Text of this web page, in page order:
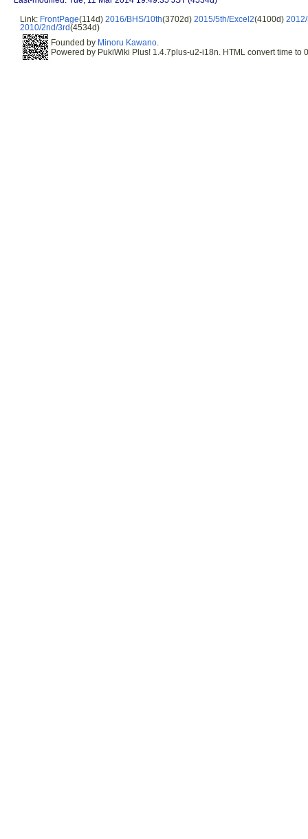
Link: FrontPage(114d) 2016/BHS/10th(3702d) 2015/5th/Excel2(4100d)
2010/2nd/3rd(4534d)
Founded by Minoru Kawano.
Powered by PukiWiki Plus! 1.4.7plus-u2-i18n. HTML convert time to